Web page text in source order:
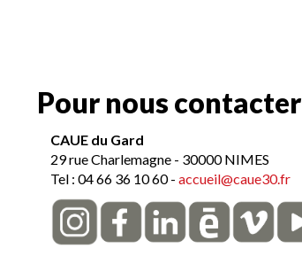
Zone
contact
Pour nous contacter
CAUE du Gard
29 rue Charlemagne - 30000 NIMES
Tel : 04 66 36 10 60 - accueil@caue30.fr